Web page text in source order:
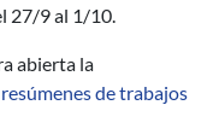
27/9 al 1/10.
abierta la
de trabajos